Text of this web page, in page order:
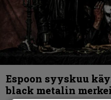
Espoon syyskuu
black metalin